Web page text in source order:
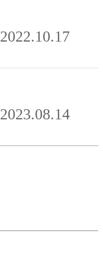
2022.10.17
2023.08.14